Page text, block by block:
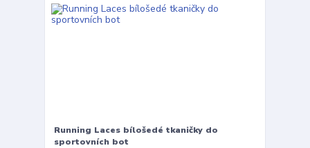
Running Laces bílošedé tkaničky do
sportovních bot